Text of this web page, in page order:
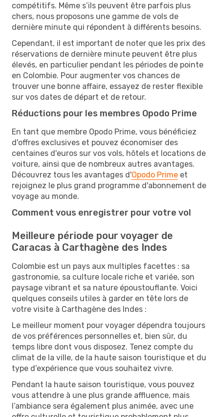
compétitifs. Même s’ils peuvent être parfois plus
chers, nous proposons une gamme de vols de
dernière minute qui répondent à différents besoins.
Cependant, il est important de noter que les prix des
réservations de dernière minute peuvent être plus
élevés, en particulier pendant les périodes de pointe
en Colombie. Pour augmenter vos chances de
trouver une bonne affaire, essayez de rester flexible
sur vos dates de départ et de retour.
Réductions pour les membres Opodo Prime
En tant que membre Opodo Prime, vous bénéficiez
d'offres exclusives et pouvez économiser des
centaines d'euros sur vos vols, hôtels et locations de
voiture, ainsi que de nombreux autres avantages.
Découvrez tous les avantages d'Opodo Prime et
rejoignez le plus grand programme d'abonnement de
voyage au monde.
Comment vous enregistrer pour votre vol
Meilleure période pour voyager de
Caracas à Carthagène des Indes
Colombie est un pays aux multiples facettes : sa
gastronomie, sa culture locale riche et variée, son
paysage vibrant et sa nature époustouflante. Voici
quelques conseils utiles à garder en tête lors de
votre visite à Carthagène des Indes :
Le meilleur moment pour voyager dépendra toujours
de vos préférences personnelles et, bien sûr, du
temps libre dont vous disposez. Tenez compte du
climat de la ville, de la haute saison touristique et du
type d’expérience que vous souhaitez vivre.
Pendant la haute saison touristique, vous pouvez
vous attendre à une plus grande affluence, mais
l’ambiance sera également plus animée, avec une